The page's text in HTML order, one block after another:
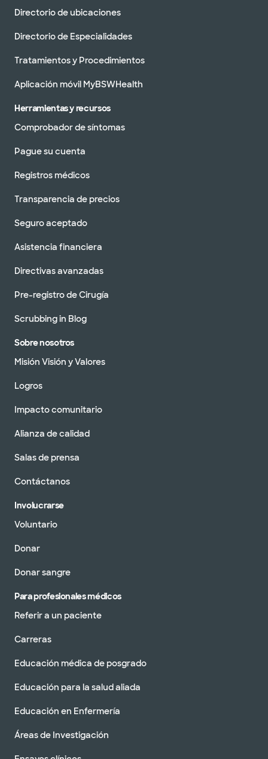
Directorio de ubicaciones
Directorio de Especialidades
Tratamientos y Procedimientos
Aplicación móvil MyBSWHealth
Herramientas y recursos
Comprobador de síntomas
Pague su cuenta
Registros médicos
Transparencia de precios
Seguro aceptado
Asistencia financiera
Directivas avanzadas
Pre-registro de Cirugía
Scrubbing in Blog
Sobre nosotros
Misión Visión y Valores
Logros
Impacto comunitario
Alianza de calidad
Salas de prensa
Contáctanos
Involucrarse
Voluntario
Donar
Donar sangre
Para profesionales médicos
Referir a un paciente
Carreras
Educación médica de posgrado
Educación para la salud aliada
Educación en Enfermería
Áreas de Investigación